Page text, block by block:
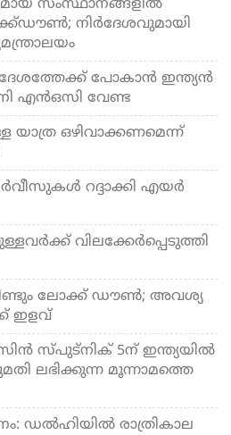
സംസ്ഥാനങ്ങളില്‍
നിര്‍ദേശവുമായി
പോകാന്‍ ഇന്ത്യന്‍
എന്‍ഒസി വേണ്ട
യാത്ര ഒഴിവാക്കണമെന്ന്
റദ്ദാക്കി എയര്‍
വിലക്കേര്‍പ്പെടുത്തി
ലോക്ക് ഡൗണ്‍; അവശ്യ
ഇളവ്
സ്പുട്നിക് 5ന് ഇന്ത്യയില്‍
ലഭിക്കുന്ന മൂന്നാമത്തെ
ഡല്‍ഹിയില്‍ രാത്രികാല